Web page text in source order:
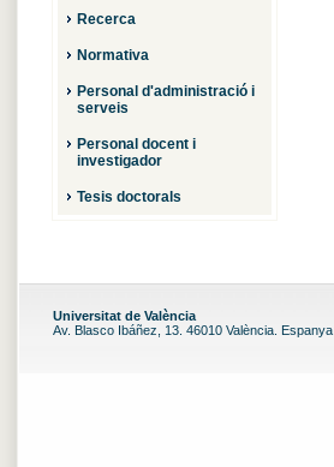
Recerca
Normativa
Personal d'administració i
serveis
Personal docent i
investigador
Tesis doctorals
Universitat de València
Av. Blasco Ibáñez, 13. 46010 València. Espanya